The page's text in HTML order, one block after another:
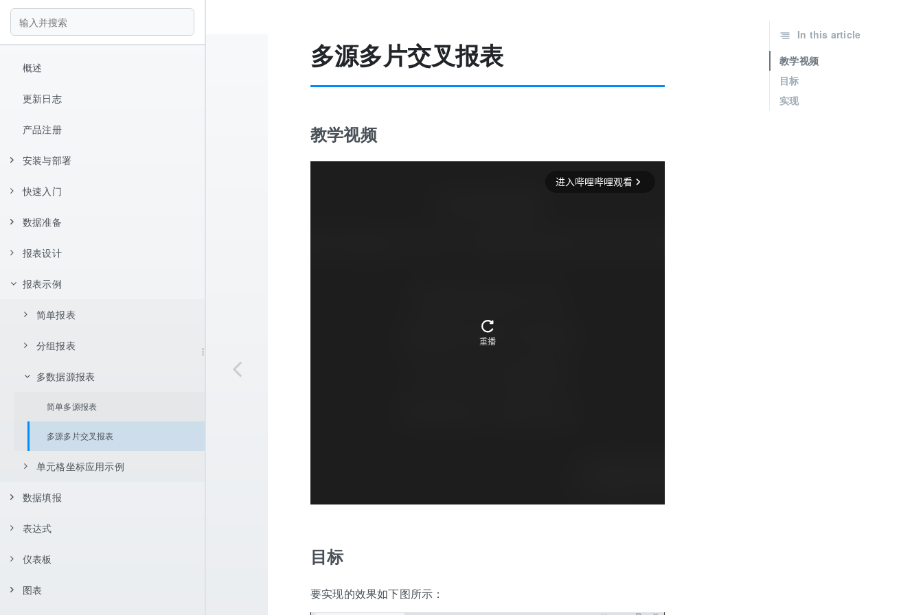
概述
更新日志
产品注册
安装与部署
安装
快速入门
Hello World
报表设计器
快捷键
页面设置
报表设置
数据准备
数据源配置
JDBC 数据源
JNDI 数据源
用户自定义 java.sql.DataSource
服务器数据源
数据集管理
数据库数据集
服务器虚拟数据源数据集
存储过程数据集
内置数据集
Excel 导入
CSV 导入
计算字段
报表设计
核心概念
数据展开方式
不展开
向下展开
向右展开
单元格拉伸与内容自适应
父格设置
左父格
上父格
单元格坐标体系
相对坐标
绝对坐标
坐标条件
报表样式
通用设置
数据格式
参数机制
报表类型
明细型报表
分组报表
分组报表
条件分组
表达式分组
交叉报表
数据汇总
换行计算
控件与交互
控件支持
条形码和二维码
图片
斜线表头
浮动控件
条件渲染
背景色
每隔 2 行变背景色
行高
新值
排序
点击列头排序
多列头点击排序
序号控制
组内序号
数据过滤与聚合
数据过滤
表达式过滤
数据集过滤
多条件数据过滤
数据聚合方式
报表功能
套打
分页报表
分页时重复显示标题
分栏报表
主子报表
参数与链接
报表示例
简单报表
条件过滤
排序着色展示
交叉报表
过滤器
过滤器中使用参数
分组报表
简单分组报表
交叉分组折叠报表
自定义分组报表
表达式分组报表
按段长动态分组报表
动态显示前 N 个分组
多数据源报表
简单多源报表
多源多片交叉报表
单元格坐标应用示例
环比
同比
逐层累加
数据填报
简单填报范例
控件类型
数据联动
表达式
基本语法
函数
仪表板
简介
图表
多源多片交叉报表
教学视频
目标
要实现的效果如下图所示：
In this article
教学视频
目标
实现